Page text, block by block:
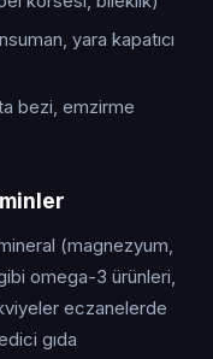
yara kapatıcı
bezi, emzirme
(magnezyum,
omega-3 ürünleri,
eczanelerde
gıda